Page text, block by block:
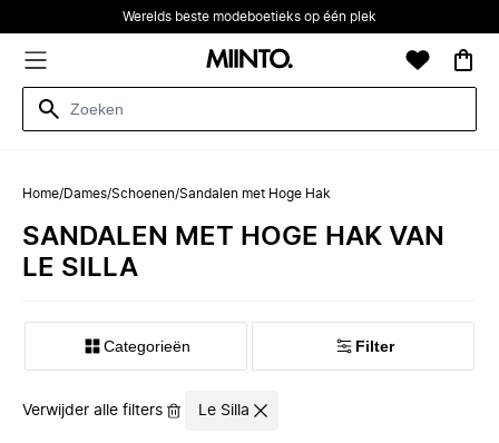
Werelds beste modeboetieks op één plek
Home/Dames/Schoenen/Sandalen met Hoge Hak
SANDALEN MET HOGE HAK VAN
LE SILLA
Categorieën Filter
Verwijder alle filters Le Silla